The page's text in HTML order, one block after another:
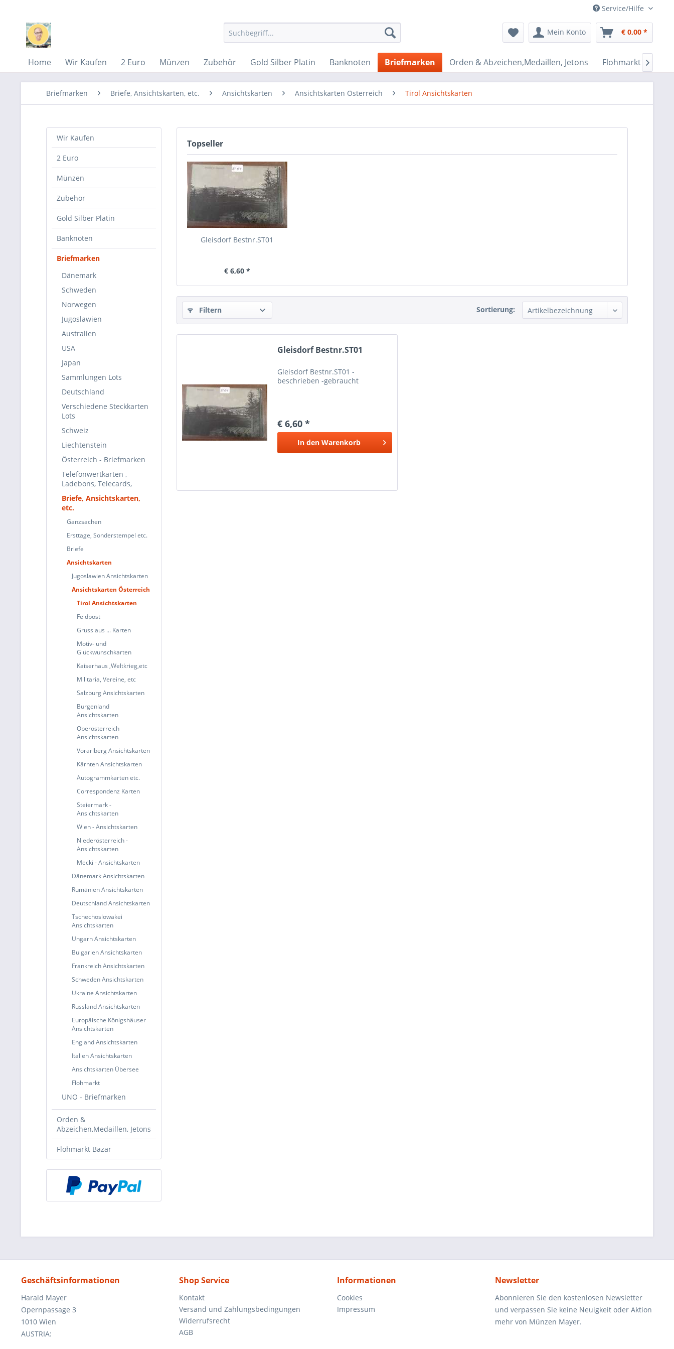
Service/Hilfe
Mein Konto € 0,00 *
Home Wir Kaufen 2 Euro Münzen Zubehör Gold Silber Platin Banknoten Briefmarken Orden & Abzeichen,Medaillen, Jetons Flohmarkt Bazar

Briefmarken Briefe, Ansichtskarten, etc. Ansichtskarten Ansichtskarten Österreich Tirol Ansichtskarten
Wir Kaufen
2 Euro
Münzen
Zubehör
Gold Silber Platin
Banknoten
Briefmarken
Dänemark
Schweden
Norwegen
Jugoslawien
Australien
USA
Japan
Sammlungen Lots
Deutschland
Verschiedene Steckkarten
Lots
Schweiz
Liechtenstein
Österreich - Briefmarken
Telefonwertkarten ,
Ladebons, Telecards,
Briefe, Ansichtskarten,
etc.
Ganzsachen
Ersttage, Sonderstempel etc.
Briefe
Ansichtskarten
Jugoslawien Ansichtskarten
Ansichtskarten Österreich
Tirol Ansichtskarten
Feldpost
Gruss aus ... Karten
Motiv- und
Glückwunschkarten
Kaiserhaus ,Weltkrieg,etc
Militaria, Vereine, etc
Salzburg Ansichtskarten
Burgenland
Ansichtskarten
Oberösterreich
Ansichtskarten
Vorarlberg Ansichtskarten
Kärnten Ansichtskarten
Autogrammkarten etc.
Correspondenz Karten
Steiermark -
Ansichtskarten
Wien - Ansichtskarten
Niederösterreich -
Ansichtskarten
Mecki - Ansichtskarten
Dänemark Ansichtskarten
Rumänien Ansichtskarten
Deutschland Ansichtskarten
Tschechoslowakei
Ansichtskarten
Ungarn Ansichtskarten
Bulgarien Ansichtskarten
Frankreich Ansichtskarten
Schweden Ansichtskarten
Ukraine Ansichtskarten
Russland Ansichtskarten
Europäische Königshäuser
Ansichtskarten
England Ansichtskarten
Italien Ansichtskarten
Ansichtskarten Übersee
Flohmarkt
UNO - Briefmarken
Orden &
Abzeichen,Medaillen, Jetons
Flohmarkt Bazar
Topseller
Gleisdorf Bestnr.ST01
€ 6,60 *
Filtern Sortierung:
Gleisdorf Bestnr.ST01
Gleisdorf Bestnr.ST01 -
beschrieben -gebraucht
€ 6,60 *
In den Warenkorb
Geschäftsinformationen
Harald Mayer
Opernpassage 3
1010 Wien
AUSTRIA:
Shop Service
Kontakt
Versand und Zahlungsbedingungen
Widerrufsrecht
AGB
Informationen
Cookies
Impressum
Newsletter
Abonnieren Sie den kostenlosen Newsletter
und verpassen Sie keine Neuigkeit oder Aktion
mehr von Münzen Mayer.